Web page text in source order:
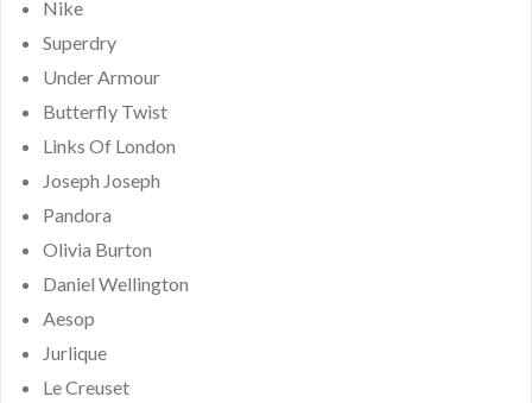
Nike
Superdry
Under Armour
Butterfly Twist
Links Of London
Joseph Joseph
Pandora
Olivia Burton
Daniel Wellington
Aesop
Jurlique
Le Creuset